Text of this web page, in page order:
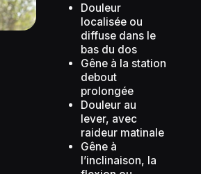
Douleur
localisée ou
diffuse dans le
bas du dos
Gêne à la station
debout
prolongée
Douleur au
lever, avec
raideur matinale
Gêne à
l’inclinaison, la